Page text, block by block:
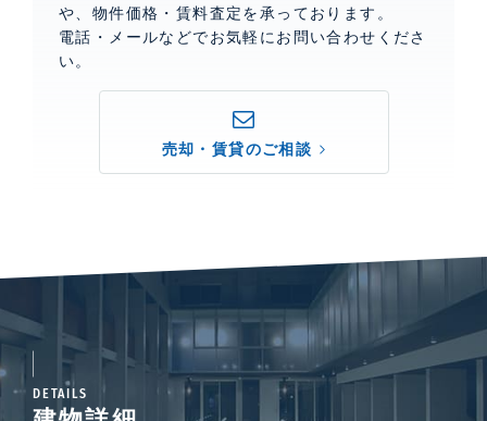
や、物件価格・賃料査定を承っております。
電話・メールなどでお気軽にお問い合わせくださ
い。
売却・賃貸のご相談
DETAILS